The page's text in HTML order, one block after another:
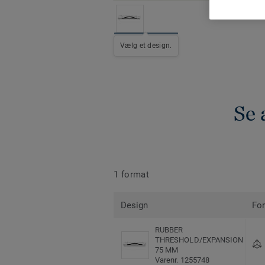
Vælg et design.
Se
1 format
Design
RUBBER
THRESHOLD/EXPANSION
75 MM
Varenr. 1255748